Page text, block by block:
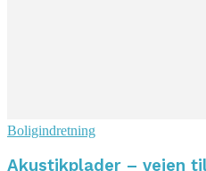
Boligindretning
Akustikplader – vejen